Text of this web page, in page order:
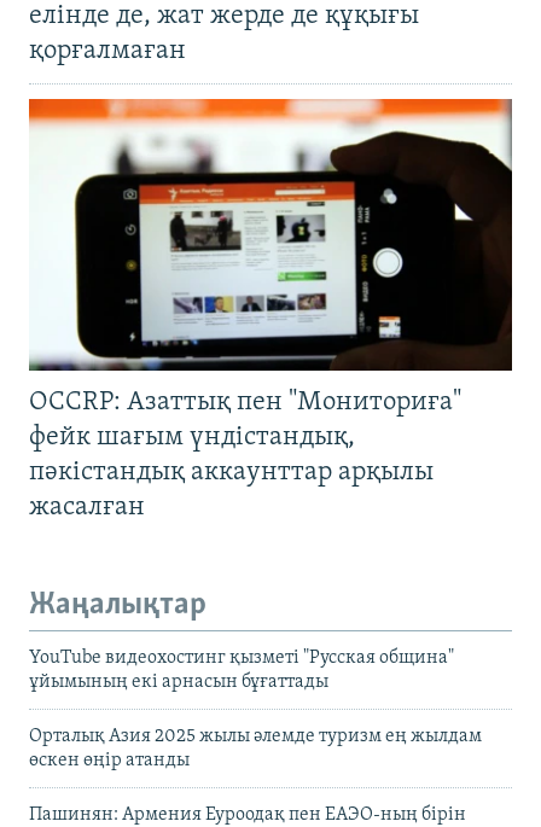
елінде де, жат жерде де құқығы
қорғалмаған
OCCRP: Азаттық пен "Мониториға"
фейк шағым үндістандық,
пәкістандық аккаунттар арқылы
жасалған
Жаңалықтар
YouTube видеохостинг қызметі "Русская община"
ұйымының екі арнасын бұғаттады
Орталық Азия 2025 жылы әлемде туризм ең жылдам
өскен өңір атанды
Пашинян: Армения Еуроодақ пен ЕАЭО-ның бірін